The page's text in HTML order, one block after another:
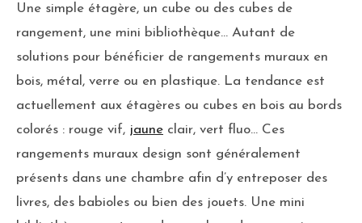
Une simple étagère, un cube ou des cubes de
rangement, une mini bibliothèque… Autant de
solutions pour bénéficier de rangements muraux en
bois, métal, verre ou en plastique. La tendance est
actuellement aux étagères ou cubes en bois au bords
colorés : rouge vif, jaune clair, vert fluo… Ces
rangements muraux design sont généralement
présents dans une chambre afin d’y entreposer des
livres, des babioles ou bien des jouets. Une mini